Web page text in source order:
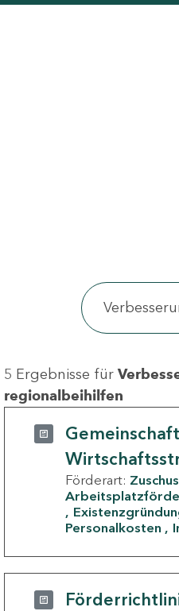
5 Ergebnisse für
regionalbeihilfen
Förderart:
Personalkosten